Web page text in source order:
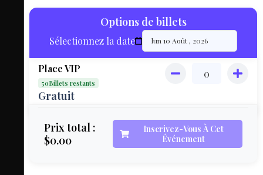
LIVE
MAP
MON
COMPTE
Options de billets
Sélectionnez la date
Place VIP
50Billets restants
Gratuit
Prix total :
$0.00
Inscrivez-Vous À Cet
Événement